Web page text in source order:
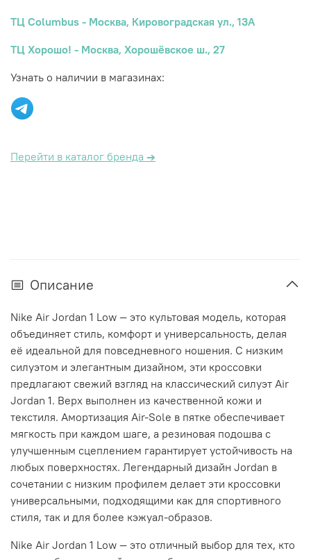
ТЦ Columbus - Москва, Кировоградская ул., 13А
ТЦ Хорошо! - Москва, Хорошёвское ш., 27
Узнать о наличии в магазинах:
Перейти в каталог бренда →
Описание
Nike Air Jordan 1 Low — это культовая модель, которая
объединяет стиль, комфорт и универсальность, делая
её идеальной для повседневного ношения. С низким
силуэтом и элегантным дизайном, эти кроссовки
предлагают свежий взгляд на классический силуэт Air
Jordan 1. Верх выполнен из качественной кожи и
текстиля. Амортизация Air-Sole в пятке обеспечивает
мягкость при каждом шаге, а резиновая подошва с
улучшенным сцеплением гарантирует устойчивость на
любых поверхностях. Легендарный дизайн Jordan в
сочетании с низким профилем делает эти кроссовки
универсальными, подходящими как для спортивного
стиля, так и для более кэжуал-образов.
Nike Air Jordan 1 Low — это отличный выбор для тех, кто